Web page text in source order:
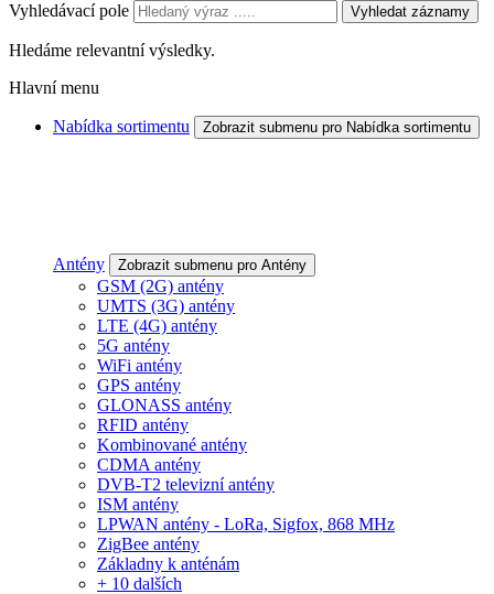
Vyhledávací pole
Vyhledat záznamy
Hledáme relevantní výsledky.
Hlavní menu
Nabídka sortimentu Zobrazit submenu pro Nabídka sortimentu
Antény Zobrazit submenu pro Antény
GSM (2G) antény
UMTS (3G) antény
LTE (4G) antény
5G antény
WiFi antény
GPS antény
GLONASS antény
RFID antény
Kombinované antény
CDMA antény
DVB-T2 televizní antény
ISM antény
LPWAN antény - LoRa, Sigfox, 868 MHz
ZigBee antény
Základny k anténám
+ 10 dalších